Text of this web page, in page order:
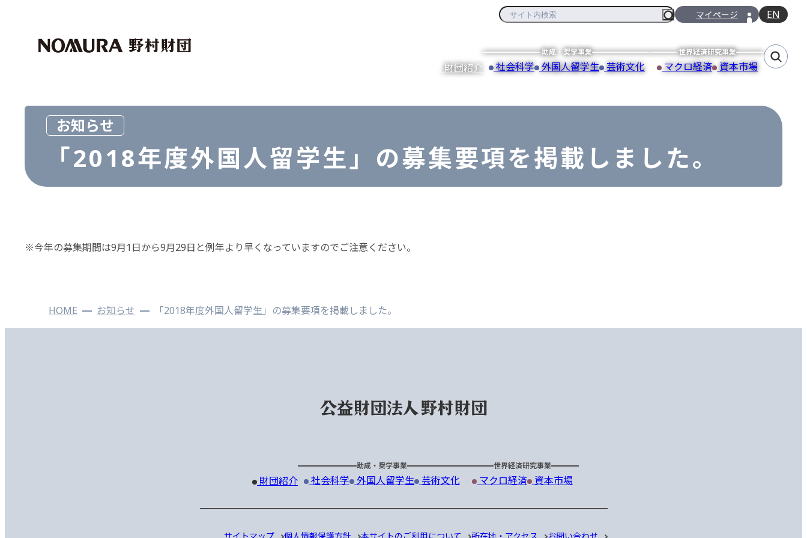
財団紹介
外国人留学生
芸術文化
世界経済研究事業
マクロ経済
その他
マイページ EN
財団紹介
助成・奨学事業
社会科学 外国人留学生 芸術文化
世界経済研究事業
マクロ経済 資本市場
お知らせ
「2018年度外国人留学生」の募集要項を掲載しました。
※今年の募集期間は9月1日から9月29日と例年より早くなっていますのでご注意ください。
HOME お知らせ 「2018年度外国人留学生」の募集要項を掲載しました。
財団紹介
助成・奨学事業
社会科学 外国人留学生 芸術文化
世界経済研究事業
マクロ経済 資本市場